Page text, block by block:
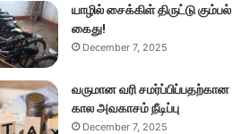
யாழில் சைக்கிள் திருட்டு கும்பல்
கைது!
December 7, 2025
வருமான வரி சமர்ப்பிப்பதற்கான
கால அவகாசம் நீடிப்பு
December 7, 2025